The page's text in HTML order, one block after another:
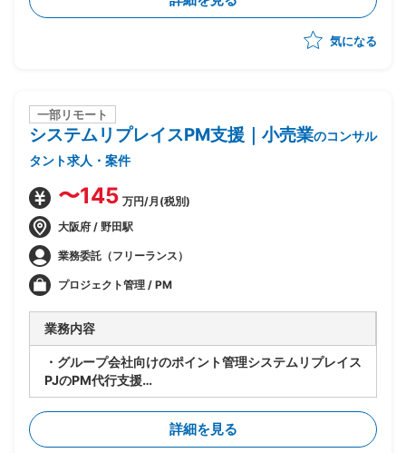
・CSRD・ISSB・SSBJ等の開示・規制対応支援および
コンサルティング
・プロジェクト推進、スケジュール/WBS管理、課題管
気になる
一部リモート
システムリプレイスPM支援｜小売業のコンサル
タント求人・案件
〜145 万円/月(税別)
大阪府 / 野田駅
業務委託（フリーランス）
プロジェクト管理 / PM
業務内容
・グループ会社向けのポイント管理システムリプレイス
PJのPM代行支援
・製品選定から導入までを実施
・現行システムの課題分析、業務要件整理、要件定義
・RFP作成、ベンダー選定および管理
詳細を見る